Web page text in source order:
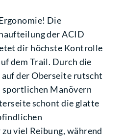
Die
der ACID
dir höchste Kontrolle
dem Trail. Durch die
der Oberseite rutscht
sportlichen Manövern
schont die glatte
viel Reibung, während